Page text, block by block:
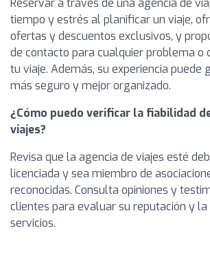
Reservar a través de una agencia de
tiempo y estrés al planificar un viaje,
ofertas y descuentos exclusivos, y
de contacto para cualquier problema o
tu viaje. Además, su experiencia puede
más seguro y mejor organizado.
¿Cómo puedo verificar la fiabilidad
viajes?
Revisa que la agencia de viajes esté
licenciada y sea miembro de
reconocidas. Consulta opiniones y
clientes para evaluar su reputación y la
servicios.